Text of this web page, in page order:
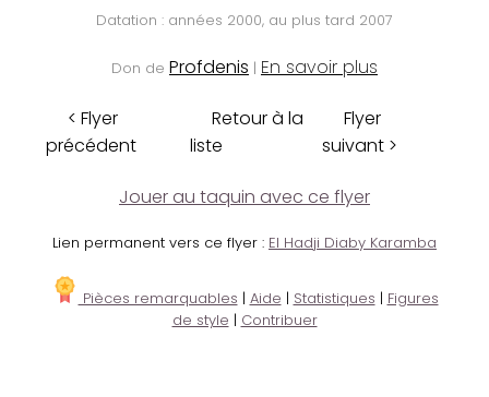
Datation : années 2000, au plus tard 2007
Don de Profdenis | En savoir plus
< Flyer
précédent
Retour à la
liste
Flyer
suivant >
Jouer au taquin avec ce flyer
Lien permanent vers ce flyer : El Hadji Diaby Karamba
Pièces remarquables | Aide | Statistiques | Figures
de style | Contribuer